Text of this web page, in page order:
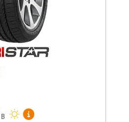
B
Mehr Informationen zum